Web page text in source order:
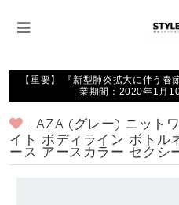
【重要】 『新型肺炎拡大に伴う
業期間：2020年1月
LAZA (グレー) ニット
イト ボディライン ボトル
ース アースカラー セクシ